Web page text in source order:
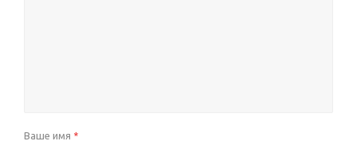
Ваше имя *